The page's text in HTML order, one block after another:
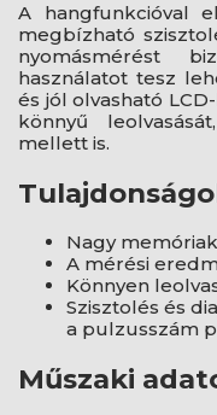
A hangfunkcióval
megbízható
nyomásmérést
használatot tesz
és jól olvasható
könnyű
mellett is.
Nagy
A mérési
Könnyen
Szisztolés és
a pulzusszám
Műszaki